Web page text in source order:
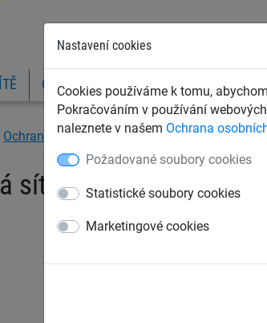
Nastavení cookies
Cookies používáme k tomu,
Pokračováním v používání
naleznete v našem Ochrana
Požadované soubory cookies
Statistické soubory cookies
Marketingové cookies
OCHRANNÉ SÍTĚ A PLACHTY
Ochranné sítě na míče Ochranné sítě v m²
síť bezuzlová PP 4